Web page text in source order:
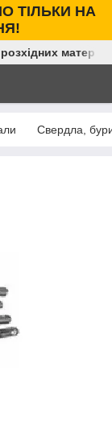
ТІЛЬКИ НА
Свердла,